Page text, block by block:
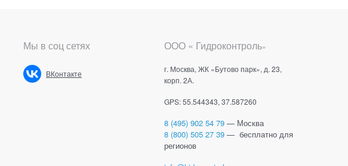
Мы в соц сетях
ВКонтакте
ООО « Гидроконтроль»
г. Москва, ЖК «Бутово парк», д. 23,
корп. 2А.
GPS: 55.544343, 37.587260
8 (495) 902 54 79 — Москва
8 (800) 505 27 39 — бесплатно для
регионов